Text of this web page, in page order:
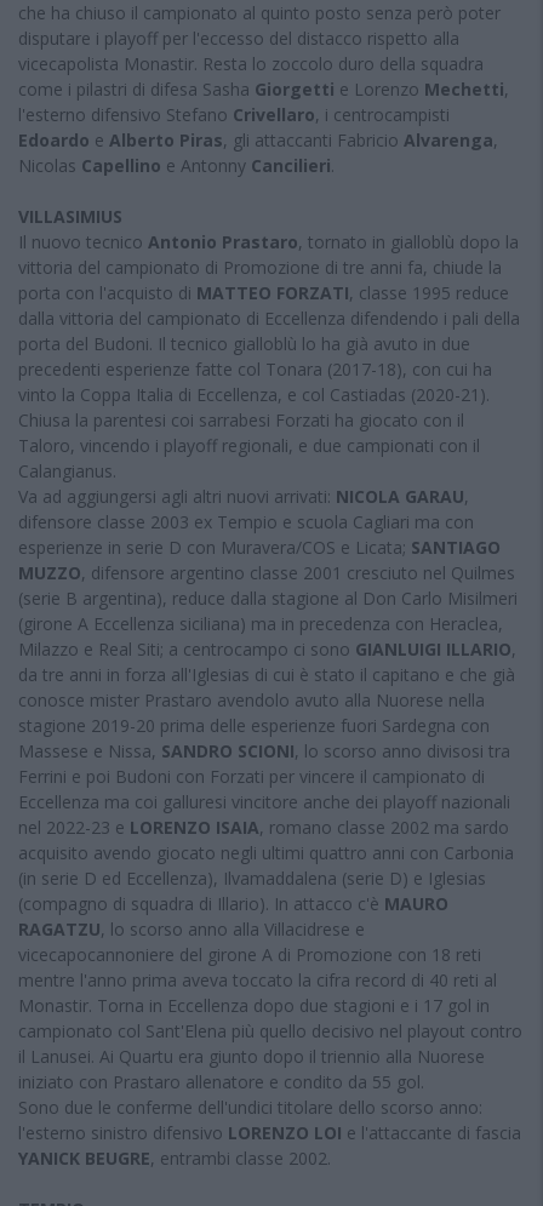
che ha chiuso il campionato al quinto posto senza però poter
disputare i playoff per l'eccesso del distacco rispetto alla
vicecapolista Monastir. Resta lo zoccolo duro della squadra
come i pilastri di difesa Sasha Giorgetti e Lorenzo Mechetti,
l'esterno difensivo Stefano Crivellaro, i centrocampisti
Edoardo e Alberto Piras, gli attaccanti Fabricio Alvarenga,
Nicolas Capellino e Antonny Cancilieri.
VILLASIMIUS
Il nuovo tecnico Antonio Prastaro, tornato in gialloblù dopo la
vittoria del campionato di Promozione di tre anni fa, chiude la
porta con l'acquisto di MATTEO FORZATI, classe 1995 reduce
dalla vittoria del campionato di Eccellenza difendendo i pali della
porta del Budoni. Il tecnico gialloblù lo ha già avuto in due
precedenti esperienze fatte col Tonara (2017-18), con cui ha
vinto la Coppa Italia di Eccellenza, e col Castiadas (2020-21).
Chiusa la parentesi coi sarrabesi Forzati ha giocato con il
Taloro, vincendo i playoff regionali, e due campionati con il
Calangianus.
Va ad aggiungersi agli altri nuovi arrivati: NICOLA GARAU,
difensore classe 2003 ex Tempio e scuola Cagliari ma con
esperienze in serie D con Muravera/COS e Licata; SANTIAGO
MUZZO, difensore argentino classe 2001 cresciuto nel Quilmes
(serie B argentina), reduce dalla stagione al Don Carlo Misilmeri
(girone A Eccellenza siciliana) ma in precedenza con Heraclea,
Milazzo e Real Siti; a centrocampo ci sono GIANLUIGI ILLARIO,
da tre anni in forza all'Iglesias di cui è stato il capitano e che già
conosce mister Prastaro avendolo avuto alla Nuorese nella
stagione 2019-20 prima delle esperienze fuori Sardegna con
Massese e Nissa, SANDRO SCIONI, lo scorso anno divisosi tra
Ferrini e poi Budoni con Forzati per vincere il campionato di
Eccellenza ma coi galluresi vincitore anche dei playoff nazionali
nel 2022-23 e LORENZO ISAIA, romano classe 2002 ma sardo
acquisito avendo giocato negli ultimi quattro anni con Carbonia
(in serie D ed Eccellenza), Ilvamaddalena (serie D) e Iglesias
(compagno di squadra di Illario). In attacco c'è MAURO
RAGATZU, lo scorso anno alla Villacidrese e
vicecapocannoniere del girone A di Promozione con 18 reti
mentre l'anno prima aveva toccato la cifra record di 40 reti al
Monastir. Torna in Eccellenza dopo due stagioni e i 17 gol in
campionato col Sant'Elena più quello decisivo nel playout contro
il Lanusei. Ai Quartu era giunto dopo il triennio alla Nuorese
iniziato con Prastaro allenatore e condito da 55 gol.
Sono due le conferme dell'undici titolare dello scorso anno:
l'esterno sinistro difensivo LORENZO LOI e l'attaccante di fascia
YANICK BEUGRE, entrambi classe 2002.